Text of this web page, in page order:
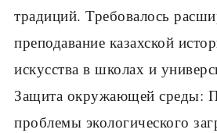
традиций. Требовалось
преподавание казахской
искусства в школах и
Защита окружающей среды:
проблемы экологического